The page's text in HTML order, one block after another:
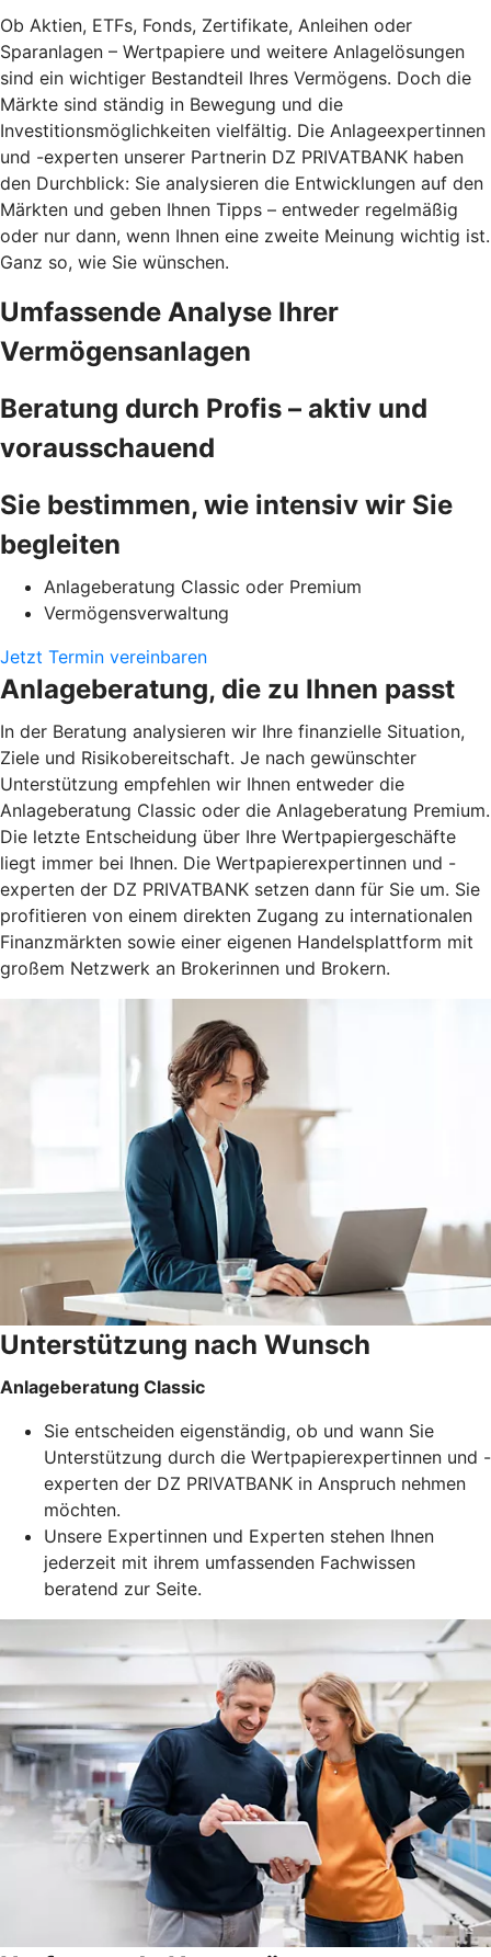
Ob Aktien, ETFs, Fonds, Zertifikate, Anleihen oder
Sparanlagen – Wertpapiere und weitere Anlagelösungen
sind ein wichtiger Bestandteil Ihres Vermögens. Doch die
Märkte sind ständig in Bewegung und die
Investitionsmöglichkeiten vielfältig. Die Anlageexpertinnen
und -experten unserer Partnerin DZ PRIVATBANK haben
den Durchblick: Sie analysieren die Entwicklungen auf den
Märkten und geben Ihnen Tipps – entweder regelmäßig
oder nur dann, wenn Ihnen eine zweite Meinung wichtig ist.
Ganz so, wie Sie wünschen.
Umfassende Analyse Ihrer
Vermögensanlagen
Beratung durch Profis – aktiv und
vorausschauend
Sie bestimmen, wie intensiv wir Sie
begleiten
Anlageberatung Classic oder Premium
Vermögensverwaltung
Jetzt Termin vereinbaren
Anlageberatung, die zu Ihnen passt
In der Beratung analysieren wir Ihre finanzielle Situation,
Ziele und Risikobereitschaft. Je nach gewünschter
Unterstützung empfehlen wir Ihnen entweder die
Anlageberatung Classic oder die Anlageberatung Premium.
Die letzte Entscheidung über Ihre Wertpapiergeschäfte
liegt immer bei Ihnen. Die Wertpapierexpertinnen und -
experten der DZ PRIVATBANK setzen dann für Sie um. Sie
profitieren von einem direkten Zugang zu internationalen
Finanzmärkten sowie einer eigenen Handelsplattform mit
großem Netzwerk an Brokerinnen und Brokern.
Unterstützung nach Wunsch
Anlageberatung Classic
Sie entscheiden eigenständig, ob und wann Sie
Unterstützung durch die Wertpapierexpertinnen und -
experten der DZ PRIVATBANK in Anspruch nehmen
möchten.
Unsere Expertinnen und Experten stehen Ihnen
jederzeit mit ihrem umfassenden Fachwissen
beratend zur Seite.